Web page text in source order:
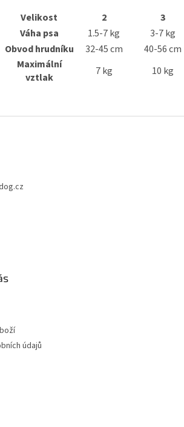
Velikost
2
3
Váha psa
1.5-7 kg
3-7 kg
Obvod hrudníku
32-45 cm
40-56 cm
Maximální
vztlak
7 kg 10 kg
údajů